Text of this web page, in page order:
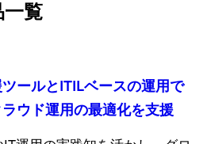
覧
ールとITILベースの運用で
ウド運用の最適化を支援